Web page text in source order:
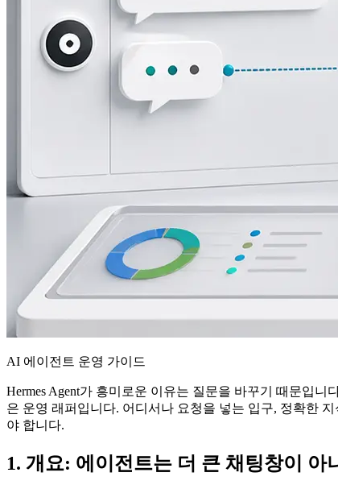
AI 에이전트 운영 가이드
Hermes Agent가 흥미로운 이유는 질문을 바꾸기 때문입
은 운영 래퍼입니다. 어디서나 요청을 넣는 입구, 정확한
야 합니다.
1. 개요: 에이전트는 더 큰 채팅창이 아